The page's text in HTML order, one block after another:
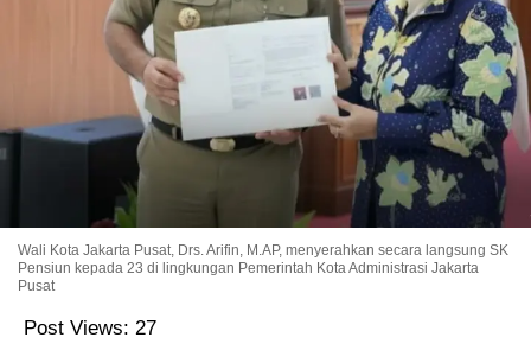
Wali Kota Jakarta Pusat, Drs. Arifin, M.AP, menyerahkan secara langsung SK
Pensiun kepada 23 di lingkungan Pemerintah Kota Administrasi Jakarta
Pusat
Post Views: 27